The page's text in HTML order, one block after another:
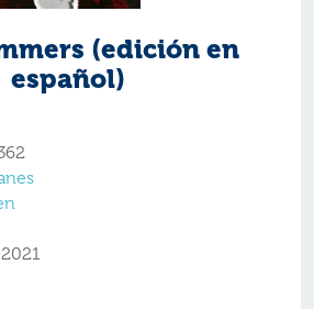
(edición en
español)
2021